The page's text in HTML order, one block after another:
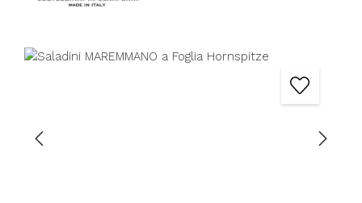
Bildergalerie überspringen